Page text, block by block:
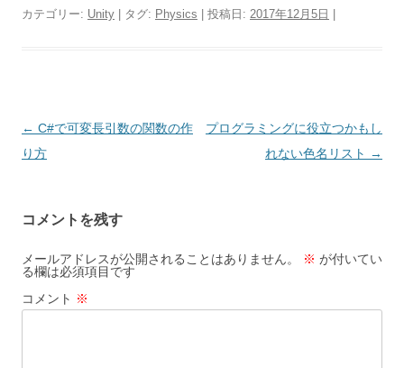
カテゴリー: Unity | タグ: Physics | 投稿日: 2017年12月5日
投
稿
ゲ
ー
シ
ョ
← C#で可変長引数の関数の作
り方
プログラミングに役立つかもし
れない色名リスト →
コメントを残す
メールアドレスが公開されることはありません。 ※ が付いてい
る欄は必須項目です
コメント ※